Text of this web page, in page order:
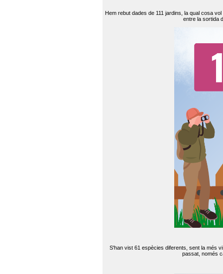
Hem rebut dades de 111 jardins, la qual cosa
entre la sortida
S'han vist 61 espècies diferents, sent la més
passat, només